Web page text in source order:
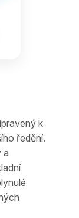
k
ředění.
a